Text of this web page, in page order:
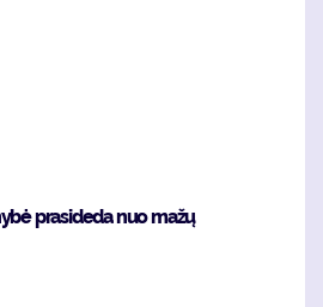
prasideda nuo mažų